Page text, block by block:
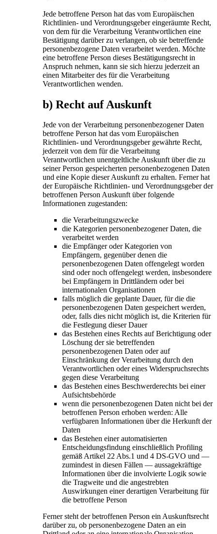
Jede betroffene Person hat das vom Europäischen
Richtlinien- und Verordnungsgeber eingeräumte Recht,
von dem für die Verarbeitung Verantwortlichen eine
Bestätigung darüber zu verlangen, ob sie betreffende
personenbezogene Daten verarbeitet werden. Möchte
eine betroffene Person dieses Bestätigungsrecht in
Anspruch nehmen, kann sie sich hierzu jederzeit an
einen Mitarbeiter des für die Verarbeitung
Verantwortlichen wenden.
b) Recht auf Auskunft
Jede von der Verarbeitung personenbezogener Daten
betroffene Person hat das vom Europäischen
Richtlinien- und Verordnungsgeber gewährte Recht,
jederzeit von dem für die Verarbeitung
Verantwortlichen unentgeltliche Auskunft über die zu
seiner Person gespeicherten personenbezogenen Daten
und eine Kopie dieser Auskunft zu erhalten. Ferner hat
der Europäische Richtlinien- und Verordnungsgeber der
betroffenen Person Auskunft über folgende
Informationen zugestanden:
die Verarbeitungszwecke
die Kategorien personenbezogener Daten, die
verarbeitet werden
die Empfänger oder Kategorien von
Empfängern, gegenüber denen die
personenbezogenen Daten offengelegt worden
sind oder noch offengelegt werden, insbesondere
bei Empfängern in Drittländern oder bei
internationalen Organisationen
falls möglich die geplante Dauer, für die die
personenbezogenen Daten gespeichert werden,
oder, falls dies nicht möglich ist, die Kriterien für
die Festlegung dieser Dauer
das Bestehen eines Rechts auf Berichtigung oder
Löschung der sie betreffenden
personenbezogenen Daten oder auf
Einschränkung der Verarbeitung durch den
Verantwortlichen oder eines Widerspruchsrechts
gegen diese Verarbeitung
das Bestehen eines Beschwerderechts bei einer
Aufsichtsbehörde
wenn die personenbezogenen Daten nicht bei der
betroffenen Person erhoben werden: Alle
verfügbaren Informationen über die Herkunft der
Daten
das Bestehen einer automatisierten
Entscheidungsfindung einschließlich Profiling
gemäß Artikel 22 Abs.1 und 4 DS-GVO und —
zumindest in diesen Fällen — aussagekräftige
Informationen über die involvierte Logik sowie
die Tragweite und die angestrebten
Auswirkungen einer derartigen Verarbeitung für
die betroffene Person
Ferner steht der betroffenen Person ein Auskunftsrecht
darüber zu, ob personenbezogene Daten an ein